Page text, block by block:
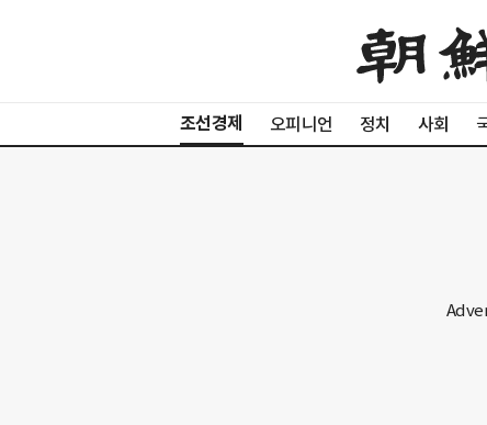
조선경제 오피니언 정치 사회